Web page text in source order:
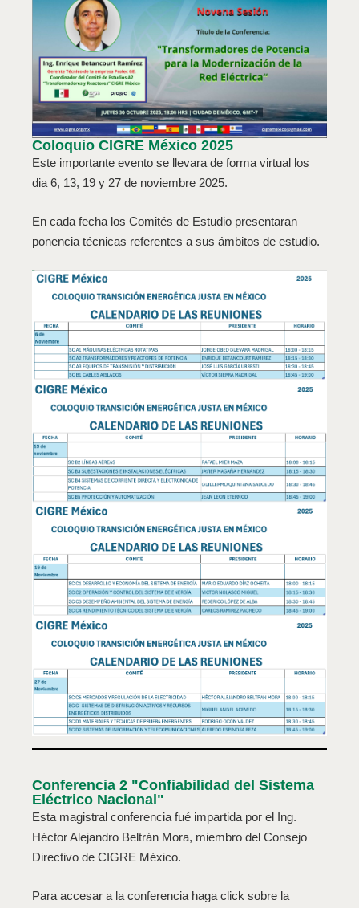
Coloquio CIGRE México 2025
Este importante evento se llevara de forma virtual los
dia 6, 13, 19 y 27 de noviembre 2025.
En cada fecha los Comités de Estudio presentaran
ponencia técnicas referentes a sus ámbitos de estudio.
Conferencia 2 "Confiabilidad del Sistema
Eléctrico Nacional"
Esta magistral conferencia fué impartida por el Ing.
Héctor Alejandro Beltrán Mora, miembro del Consejo
Directivo de CIGRE México.
Para accesar a la conferencia haga click sobre la